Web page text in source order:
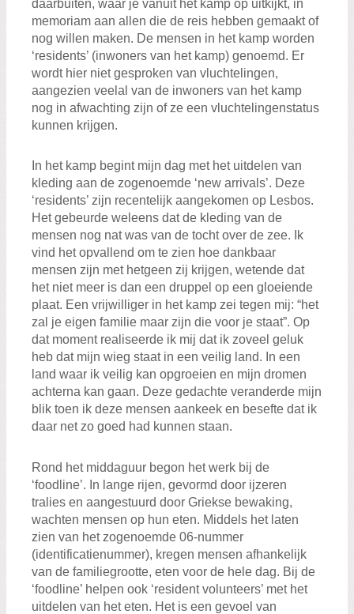
daarbuiten, waar je vanuit het kamp op uitkijkt, in
memoriam aan allen die de reis hebben gemaakt of
nog willen maken. De mensen in het kamp worden
‘residents’ (inwoners van het kamp) genoemd. Er
wordt hier niet gesproken van vluchtelingen,
aangezien veelal van de inwoners van het kamp
nog in afwachting zijn of ze een vluchtelingenstatus
kunnen krijgen.
In het kamp begint mijn dag met het uitdelen van
kleding aan de zogenoemde ‘new arrivals’. Deze
‘residents’ zijn recentelijk aangekomen op Lesbos.
Het gebeurde weleens dat de kleding van de
mensen nog nat was van de tocht over de zee. Ik
vind het opvallend om te zien hoe dankbaar
mensen zijn met hetgeen zij krijgen, wetende dat
het niet meer is dan een druppel op een gloeiende
plaat. Een vrijwilliger in het kamp zei tegen mij: “het
zal je eigen familie maar zijn die voor je staat”. Op
dat moment realiseerde ik mij dat ik zoveel geluk
heb dat mijn wieg staat in een veilig land. In een
land waar ik veilig kan opgroeien en mijn dromen
achterna kan gaan. Deze gedachte veranderde mijn
blik toen ik deze mensen aankeek en besefte dat ik
daar net zo goed had kunnen staan.
Rond het middaguur begon het werk bij de
‘foodline’. In lange rijen, gevormd door ijzeren
tralies en aangestuurd door Griekse bewaking,
wachten mensen op hun eten. Middels het laten
zien van het zogenoemde 06-nummer
(identificatienummer), kregen mensen afhankelijk
van de familiegrootte, eten voor de hele dag. Bij de
‘foodline’ helpen ook ‘resident volunteers’ met het
uitdelen van het eten. Het is een gevoel van